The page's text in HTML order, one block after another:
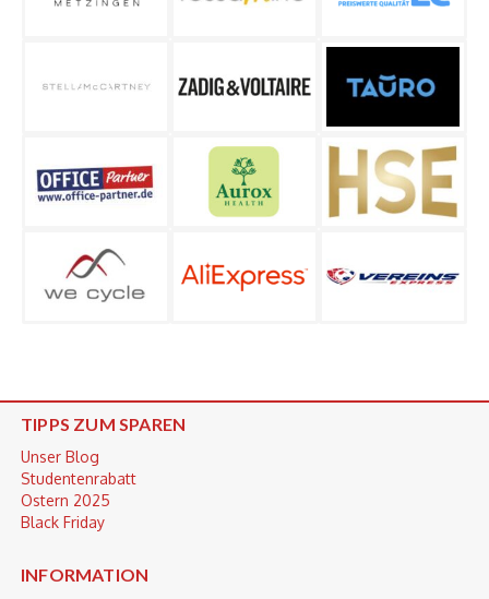
TIPPS ZUM SPAREN
Unser Blog
Studentenrabatt
Ostern 2025
Black Friday
INFORMATION